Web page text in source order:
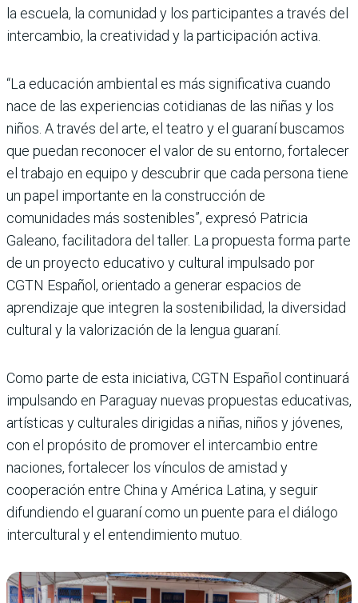
la escuela, la comunidad y los participantes a través del
intercambio, la creatividad y la participación activa.
“La educación ambiental es más significativa cuando
nace de las experiencias cotidianas de las niñas y los
niños. A través del arte, el teatro y el guaraní buscamos
que puedan reconocer el valor de su entorno, fortalecer
el trabajo en equipo y descubrir que cada persona tiene
un papel importante en la construcción de
comunidades más sostenibles”, expresó Patricia
Galeano, facilitadora del taller. La propuesta forma parte
de un proyecto educativo y cultural impulsado por
CGTN Español, orientado a generar espacios de
aprendizaje que integren la sostenibilidad, la diversidad
cultural y la valorización de la lengua guaraní.
Como parte de esta iniciativa, CGTN Español continuará
impulsando en Paraguay nuevas propuestas educativas,
artísticas y culturales dirigidas a niñas, niños y jóvenes,
con el propósito de promover el intercambio entre
naciones, fortalecer los vínculos de amistad y
cooperación entre China y América Latina, y seguir
difundiendo el guaraní como un puente para el diálogo
intercultural y el entendimiento mutuo.